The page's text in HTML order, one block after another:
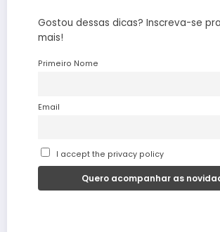
Gostou dessas dicas? Inscreva-se
mais!
Primeiro Nome
Email
I accept the privacy policy